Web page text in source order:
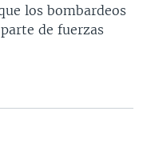
los bombardeos
de fuerzas